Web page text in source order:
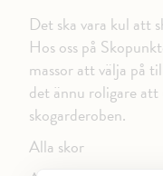
Det ska vara kul att
Hos oss på
massor att välja på
det ännu roligare att
skogarderoben.
Alla skor